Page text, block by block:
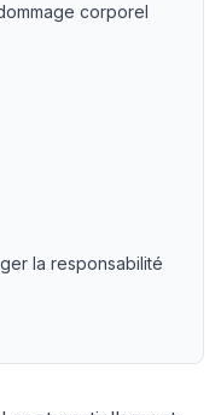
corporel
la responsabilité